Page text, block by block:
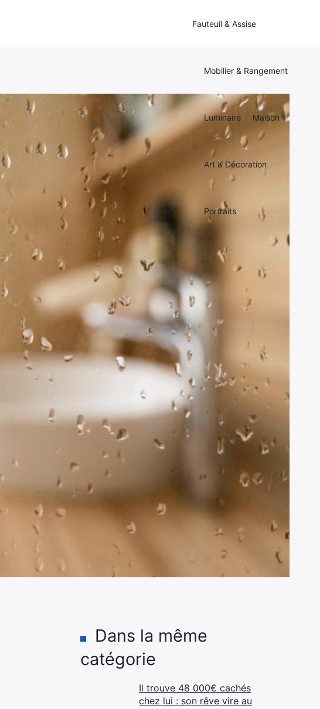
Dans la même
catégorie
Il trouve 48 000€ cachés
chez lui : son rêve vire au
Fauteuil & Assise
Mobilier & Rangement
Luminaire Maison
Art & Décoration
Portraits